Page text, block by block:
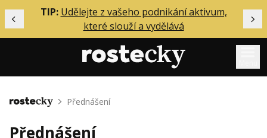
Předchozí
TIP: Udělejte z vašeho podnikání aktivum,
které slouží a vydělává
Mentoring
Domů Přednášení
Přednášení